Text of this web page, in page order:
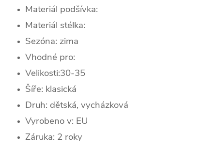
Materiál podšívka:
Materiál stélka:
Sezóna: zima
Vhodné pro:
Velikosti:30-35
Šíře: klasická
Druh: dětská, vycházková
Vyrobeno v: EU
Záruka: 2 roky